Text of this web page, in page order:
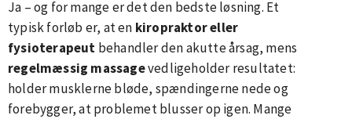
Ja – og for mange er det den bedste løsning. Et
typisk forløb er, at en kiropraktor eller
fysioterapeut behandler den akutte årsag, mens
regelmæssig massagevedligeholder resultatet:
holder musklerne bløde, spændingerne nede og
forebygger, at problemet blusser op igen. Mange